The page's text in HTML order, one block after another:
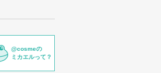
@cosmeの
ミカエルって？